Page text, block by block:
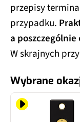
przepisy
przypadku.
a
W skrajnych
Wybrane